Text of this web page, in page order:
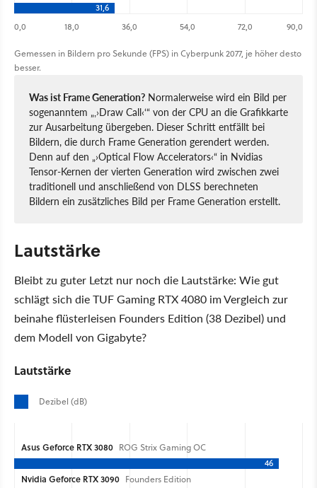
31,6
0,0
18,0 36,0 54,0 72,0 90,0
Gemessen in Bildern pro Sekunde (FPS) in Cyberpunk 2077, je höher desto
besser.
Was ist Frame Generation? Normalerweise wird ein Bild per
sogenanntem
Draw Call
von der CPU an die Grafikkarte
zur Ausarbeitung übergeben. Dieser Schritt entfällt bei
Bildern, die durch Frame Generation gerendert werden.
Denn auf den
Optical Flow Accelerators
in Nvidias
Tensor-Kernen der vierten Generation wird zwischen zwei
traditionell und anschließend von DLSS berechneten
Bildern ein zusätzliches Bild per Frame Generation erstellt.
Lautstärke
Bleibt zu guter Letzt nur noch die Lautstärke: Wie gut
schlägt sich die TUF Gaming RTX 4080 im Vergleich zur
beinahe flüsterleisen Founders Edition (38 Dezibel) und
dem Modell von Gigabyte?
Lautstärke
Dezibel (dB)
Asus Geforce RTX 3080 ROG Strix Gaming OC
46
Nvidia Geforce RTX 3090 Founders Edition